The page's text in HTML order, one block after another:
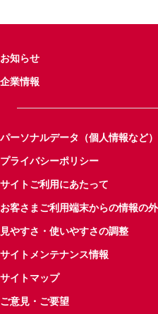
お知らせ
企業情報
パーソナルデータ（個人情報など
プライバシーポリシー
サイトご利用にあたって
お客さまご利用端末からの情報の
見やすさ・使いやすさの調整
サイトメンテナンス情報
サイトマップ
ご意見・ご要望